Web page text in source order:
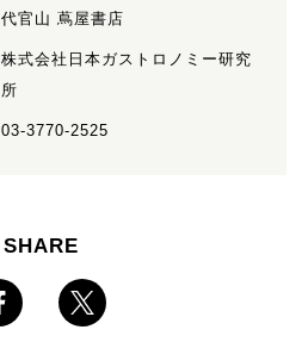
代官山 蔦屋書店
株式会社日本ガストロノミー研究
所
03-3770-2525
SHARE